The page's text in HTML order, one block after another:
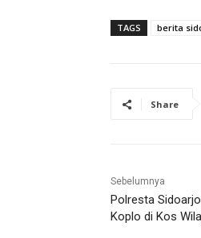
TAGS berita
Share
Sebelumnya
Polresta
Koplo di Kos